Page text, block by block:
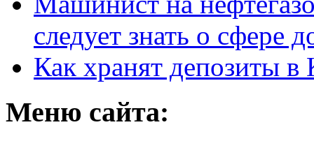
следует знать о сфере
Как хранят депозиты в
Меню сайта: